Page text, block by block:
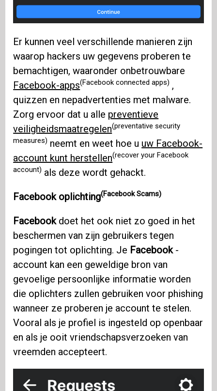
Er kunnen veel verschillende manieren zijn
waarop hackers uw gegevens proberen te
bemachtigen, waaronder onbetrouwbare
Facebook-apps(Facebook connected apps) ,
quizzen en nepadvertenties met malware.
Zorg ervoor dat u alle preventieve
veiligheidsmaatregelen(preventative security
measures) neemt en weet hoe u uw Facebook-
account kunt herstellen(recover your Facebook
account) als deze wordt gehackt.
Facebook oplichting(Facebook Scams)
Facebookdoet het ook niet zo goed in het
beschermen van zijn gebruikers tegen
pogingen tot oplichting. Je Facebook-
account kan een geweldige bron van
gevoelige persoonlijke informatie worden
die oplichters zullen gebruiken voor phishing
wanneer ze proberen je account te stelen.
Vooral als je profiel is ingesteld op openbaar
en als je ooit vriendschapsverzoeken van
vreemden accepteert.